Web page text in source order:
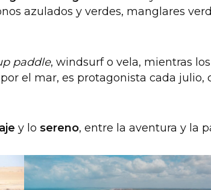
azulados y verdes, manglares
paddle, windsurf o vela, mientras
el mar, es protagonista cada julio,
y lo sereno, entre la aventura y la